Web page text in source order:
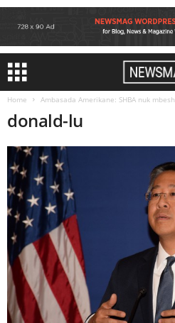
Home Ambasada Amerikane: SHBA nuk
donald-lu